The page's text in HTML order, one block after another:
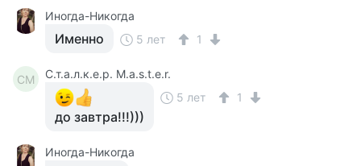
Иногда-Никогда
Именно 5 лет 1
СM С.т.а.л.к.е.р. M.a.s.t.e.r.
до завтра!!!)))
5 лет 1
Иногда-Никогда